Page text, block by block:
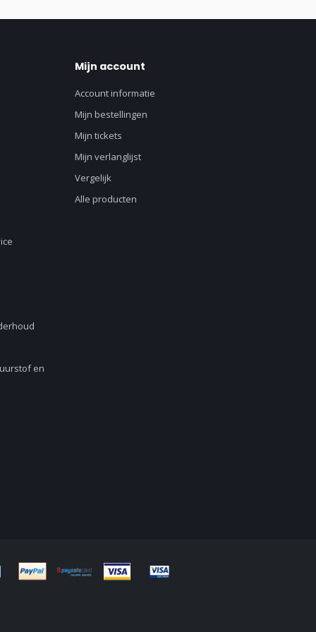
en
Mijn account
Account informatie
Mijn bestellingen
Mijn tickets
Mijn verlanglijst
Vergelijk
Alle producten